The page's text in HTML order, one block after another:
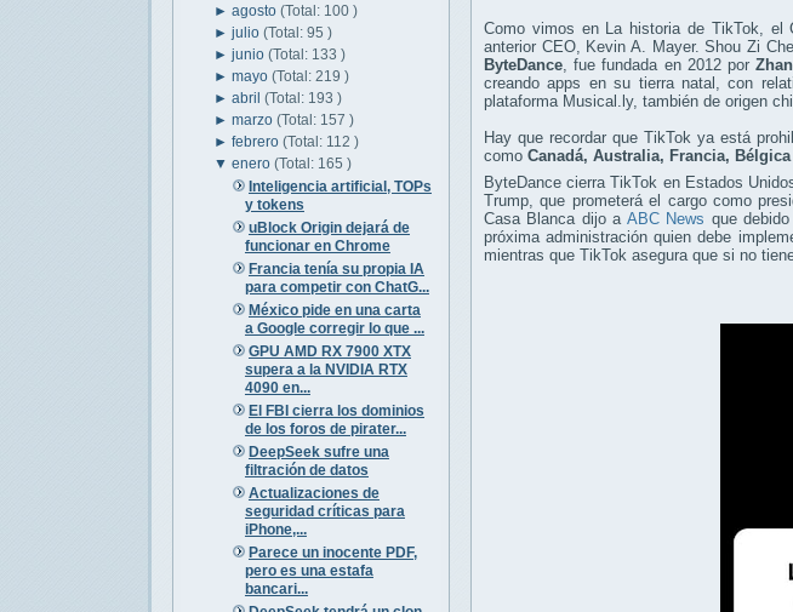
►agosto(Total: 100 )
►julio(Total: 95 )
►junio(Total: 133 )
►mayo(Total: 219 )
►abril(Total: 193 )
►marzo(Total: 157 )
►febrero(Total: 112 )
▼enero(Total: 165 )
Inteligencia artificial, TOPs
y tokens
uBlock Origin dejará de
funcionar en Chrome
Francia tenía su propia IA
para competir con ChatG...
México pide en una carta
a Google corregir lo que ...
GPU AMD RX 7900 XTX
supera a la NVIDIA RTX
4090 en...
El FBI cierra los dominios
de los foros de pirater...
DeepSeek sufre una
filtración de datos
Actualizaciones de
seguridad críticas para
iPhone,...
Parece un inocente PDF,
pero es una estafa
bancari...
Como vimos en La historia de TikTok,
anterior CEO, Kevin A. Mayer. Shou Zi
ByteDance, fue fundada en 2012 por
creando apps en su tierra natal, con
plataforma Musical.ly, también de origen
Hay que recordar que TikTok ya está
como Canadá, Australia, Francia, Bélgica
ByteDance cierra TikTok en Estados
Trump, que prometerá el cargo como
Casa Blanca dijo a ABC News que
próxima administración quien debe
mientras que TikTok asegura que si no